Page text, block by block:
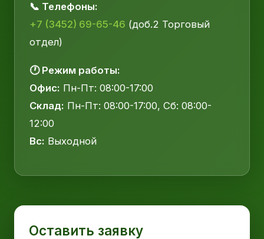
📞 Телефоны:
+7 (3452) 69-65-46 (доб.2 Торговый
отдел)
🕐 Режим работы:
Офис: Пн-Пт: 08:00-17:00
Склад: Пн-Пт: 08:00-17:00, Сб: 08:00-
12:00
Вс: Выходной
Оставить заявку